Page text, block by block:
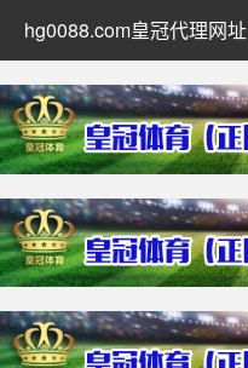
hg0088.com皇冠代理网址